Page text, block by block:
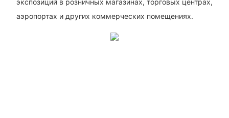
аэропортах и ​​других коммерческих помещениях.